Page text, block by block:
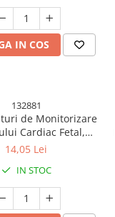
IN COS
132881
de Monitorizare
Cardiac Fetal,
si Elastic, 6 x
14,05 Lei
IN STOC